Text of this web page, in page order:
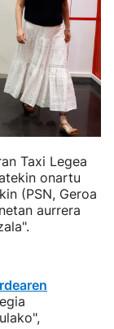
Taxi Legea
onartu
(PSN, Geroa
aurrera